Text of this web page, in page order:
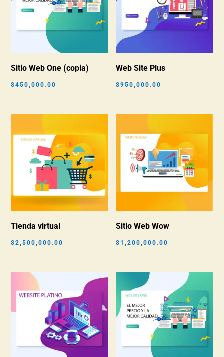
Sitio Web One (copia)
$450,000.00
Web Site Plus
$950,000.00
Tienda virtual
$2,500,000.00
Sitio Web Wow
$ 1,200,000.00